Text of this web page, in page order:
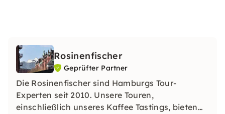
Rosinenfischer
Geprüfter Partner
Die Rosinenfischer sind Hamburgs Tour-
Experten seit 2010. Unsere Touren,
einschließlich unseres Kaffee Tastings, bieten